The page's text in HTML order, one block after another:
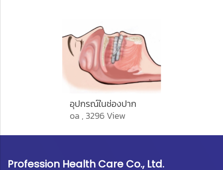
อุปกรณ์ในช่องปาก
oa , 3296 View
Profession Health Care Co., Ltd.